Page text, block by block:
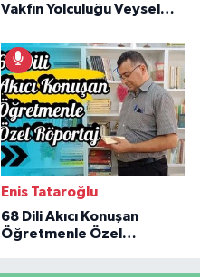
Vakfın Yolculuğu Veysel
Enis Tataroğlu
68 Dili Akıcı Konuşan
Öğretmenle Özel